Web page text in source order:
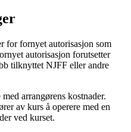
for fornyet autorisasjon som
autorisasjon forutsetter
tilknyttet NJFF eller andre
arrangørens kostnader.
av kurs å operere med en
ved kurset.